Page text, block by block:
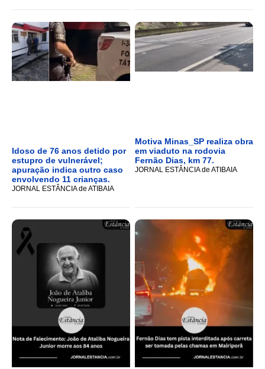
Idoso de 76 anos detido por
estupro de vulnerável;
apuração indica outro caso
envolvendo 11 crianças.
JORNAL ESTÂNCIA de ATIBAIA
Motiva Minas_SP realiza obra
em viaduto na rodovia
Fernão Dias, km 77.
JORNAL ESTÂNCIA de ATIBAIA